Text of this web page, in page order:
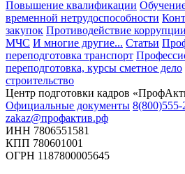
Повышение квалификации
временной нетрудоспособности
закупок Противодействие коррупции
МЧС И многие другие... Статьи
переподготовка транспорт
переподготовка, курсы сметное дело
строительство
Центр подготовки кадров
Официальные документы 8(800)555-
zakaz@профактив.рф
ИНН 7806551581
КПП 780601001
ОГРН 1187800005645